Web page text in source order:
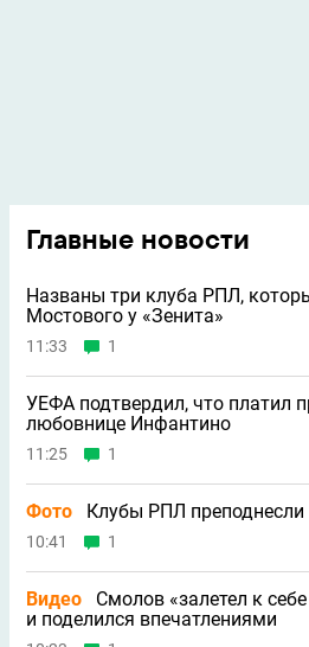
Главные новости
Названы три клуба РПЛ,
Мостового у «Зенита»
11:33 1
УЕФА подтвердил, что платил
любовнице Инфантино
11:25 1
Фото Клубы РПЛ преподнесли
10:41 1
Видео
Смолов «залетел к
и поделился впечатлениями